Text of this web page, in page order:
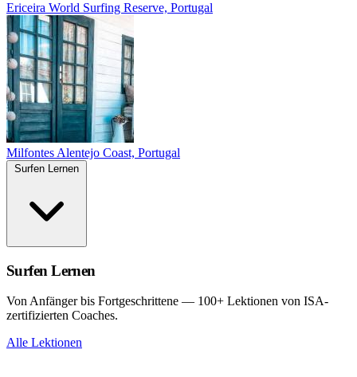
Ericeira World Surfing Reserve, Portugal
Milfontes Alentejo Coast, Portugal
Surfen Lernen
Von Anfänger bis Fortgeschrittene — 100+ Lektionen von ISA-
zertifizierten Coaches.
Alle Lektionen